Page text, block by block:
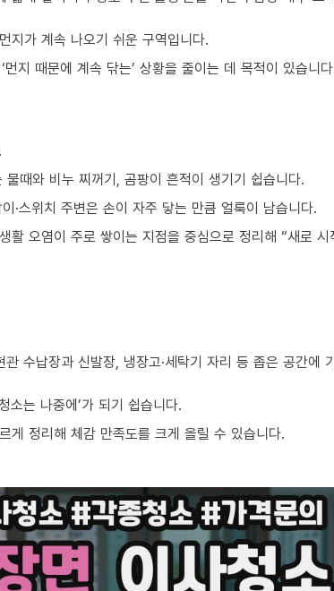
지가 계속 나오기 쉬운 구역입니다.
지 때문에 계속 닦는’ 상황을 줄이는 데 목적이 있습니
때와 비누 찌꺼기, 곰팡이 흔적이 생기기 쉽습니다.
·스위치 주변은 손이 자주 닿는 만큼 얼룩이 남습니다.
활 오염이 주로 쌓이는 지점을 중심으로 정리해 “새로
수납장과 신발장, 냉장고·세탁기 자리 등 좁은 공간에
소는 나중에’가 되기 쉽습니다.
게 정리해 체감 만족도를 크게 올릴 수 있습니다.